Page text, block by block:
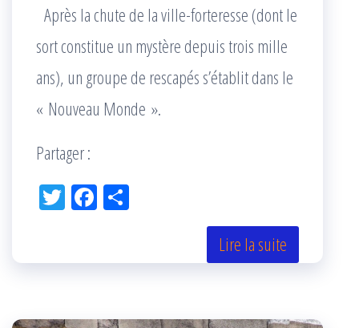
Après la chute de la ville-forteresse (dont le
sort constitue un mystère depuis trois mille
ans), un groupe de rescapés s’établit dans le
« Nouveau Monde ».
Partager :
Tw Fac
k r
Lire la suite